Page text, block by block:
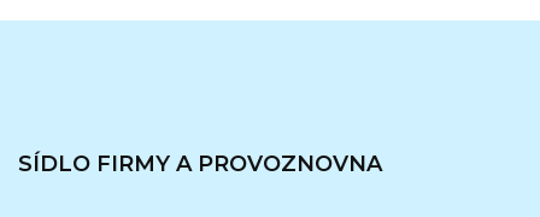
SÍDLO FIRMY A PROVOZNOVNA